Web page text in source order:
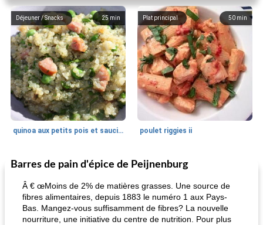
25 min
Déjeuner / Snacks
quinoa aux petits pois et saucisses
50 min
Plat principal
poulet riggies ii
85min
Pain Desserts
Barres de pain d'épice de Peijnenburg
Â € œMoins de 2% de matières grasses. Une source de
fibres alimentaires, depuis 1883 le numéro 1 aux Pays-
Bas. Mangez-vous suffisamment de fibres? La nouvelle
nourriture, une initiative du centre de nutrition. Pour plus